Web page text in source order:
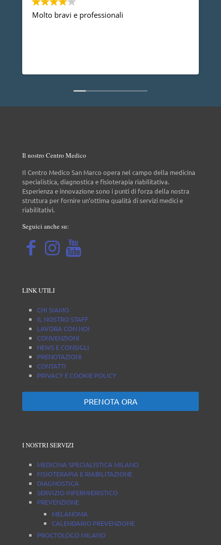
Molto bravi e professionali
Il nostro Centro Medico
Il Centro Medico San Marco opera nel campo della medicina
specialistica, diagnostica e fisioterapia riabilitativa.
Esperienza e innovazione sono i punti di forza della nostra
struttura per fornire un’ottima qualità di servizi medici e
riabilitativi.
Seguici anche su:
LINK UTILI
CHI SIAMO
IL NOSTRO STAFF
LAVORA CON NOI
CONVENZIONI
NEWS E CONSIGLI
PRENOTAZIONI
CONTATTI
PRIVACY E COOKIE POLICY
PRENOTA ORA
I NOSTRI SERVIZI
MEDICINA SPECIALISTICA MILANO
FISIOTERAPIA E RIABILITAZIONE
DIAGNOSTICA
SERVIZIO INFERMIERISTICO
PREVENZIONE
MELANOMA
CALENDARIO PREVENZIONE
PROCTOLOGO MILANO